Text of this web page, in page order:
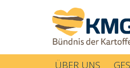
ÜBER UNS